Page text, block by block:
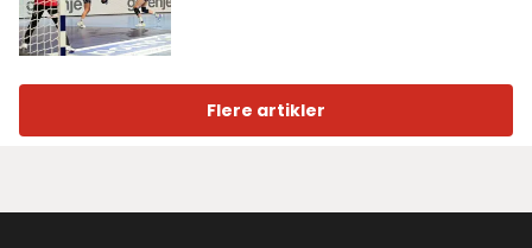
Flere artikler